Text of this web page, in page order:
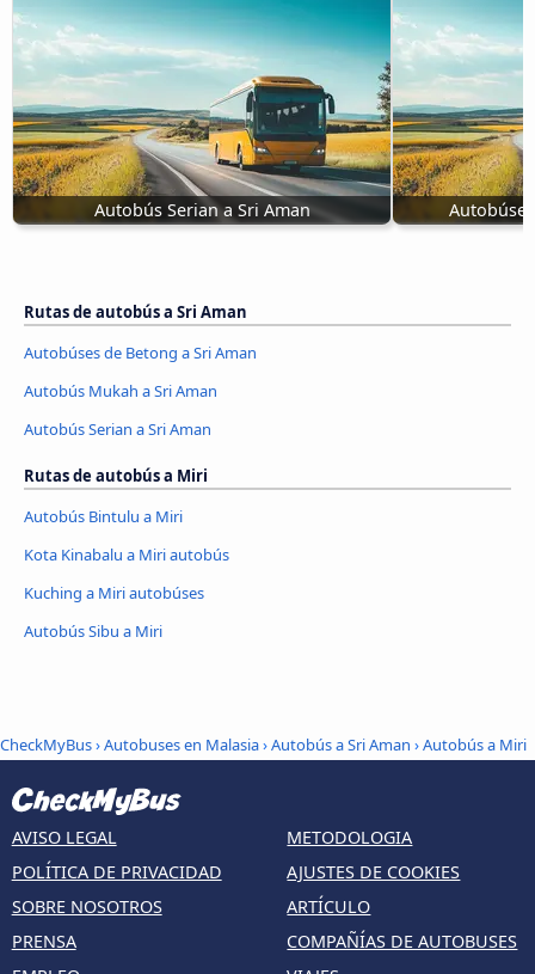
Autobús Serian a Sri Aman
Rutas de autobús a Sri Aman
Autobúses de Betong a Sri Aman
Autobús Mukah a Sri Aman
Autobús Serian a Sri Aman
Rutas de autobús a Miri
Autobús Bintulu a Miri
Kota Kinabalu a Miri autobús
Kuching a Miri autobúses
Autobús Sibu a Miri
CheckMyBus›Autobuses en Malasia›Autobús a Sri Aman ›Autobús a Miri
AVISO LEGAL
POLÍTICA DE PRIVACIDAD
SOBRE NOSOTROS
PRENSA
METODOLOGIA
AJUSTES DE COOKIES
ARTÍCULO
COMPAÑÍAS DE AUTOBUSES